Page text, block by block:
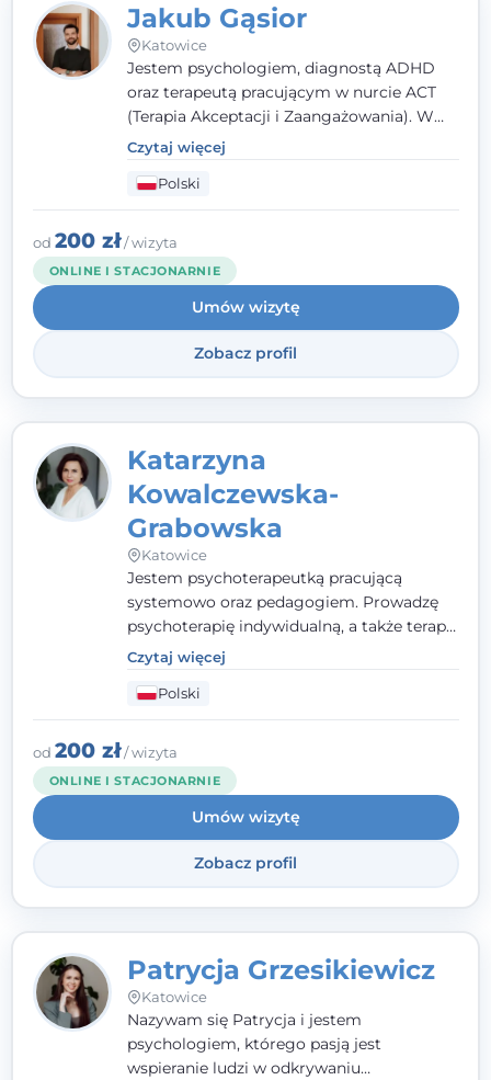
Jakub Gąsior
Katowice
Jestem psychologiem, diagnostą ADHD
oraz terapeutą pracującym w nurcie ACT
(Terapia Akceptacji i Zaangażowania). W
kontakcie z pacjentem najważniejsze są dla
mnie serdeczność, zrozumienie i atmosfera
pełna ciepła. Wierzę, że skuteczna terapia
to wspólne działanie - razem tworzymy
zespół, który szuka rozwiązań.
Czytaj więcej
Polski
od 200 zł/ wizyta
ONLINE I STACJONARNIE
Umów wizytę
Zobacz profil
Katarzyna
Kowalczewska-
Grabowska
Katowice
Jestem psychoterapeutką pracującą
systemowo oraz pedagogiem. Prowadzę
psychoterapię indywidualną, a także terapię
par, małżeństw i rodzin. Patrzę na
człowieka całościowo - w kontekście jego
relacji z rodziną, pracą i otoczeniem - i
opieram współpracę na Twoich mocnych
stronach.
Czytaj więcej
Polski
od 200 zł/ wizyta
ONLINE I STACJONARNIE
Umów wizytę
Zobacz profil
Patrycja Grzesikiewicz
Katowice
Nazywam się Patrycja i jestem
psychologiem, którego pasją jest
wspieranie ludzi w odkrywaniu